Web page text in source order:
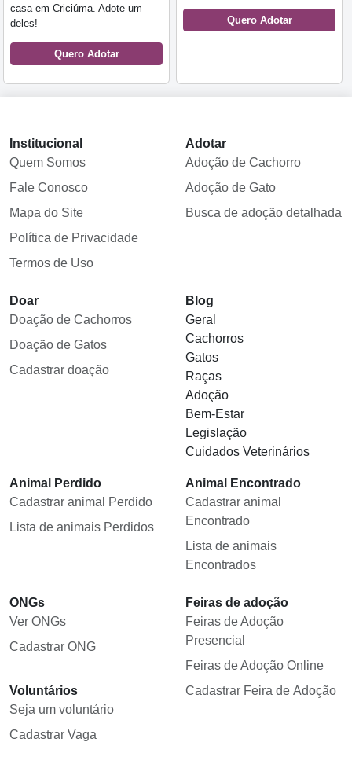
casa em Criciúma. Adote um
deles!
Quero Adotar
Quero Adotar
Institucional
Quem Somos
Fale Conosco
Mapa do Site
Política de Privacidade
Termos de Uso
Adotar
Adoção de Cachorro
Adoção de Gato
Busca de adoção detalhada
Doar
Doação de Cachorros
Doação de Gatos
Cadastrar doação
Blog
Geral
Cachorros
Gatos
Raças
Adoção
Bem-Estar
Legislação
Cuidados Veterinários
Animal Perdido
Cadastrar animal Perdido
Lista de animais Perdidos
Animal Encontrado
Cadastrar animal
Encontrado
Lista de animais
Encontrados
ONGs
Ver ONGs
Cadastrar ONG
Voluntários
Seja um voluntário
Cadastrar Vaga
Feiras de adoção
Feiras de Adoção
Presencial
Feiras de Adoção Online
Cadastrar Feira de Adoção